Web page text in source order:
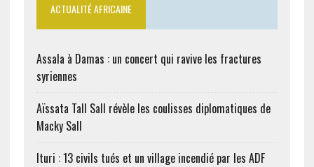
ACTUALITÉ AFRICAINE
Assala à Damas : un concert qui ravive les fractures
syriennes
Aïssata Tall Sall révèle les coulisses diplomatiques de
Macky Sall
Ituri : 13 civils tués et un village incendié par les ADF